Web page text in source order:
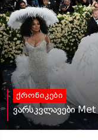
ქრონიკები
ვარსკვლავები